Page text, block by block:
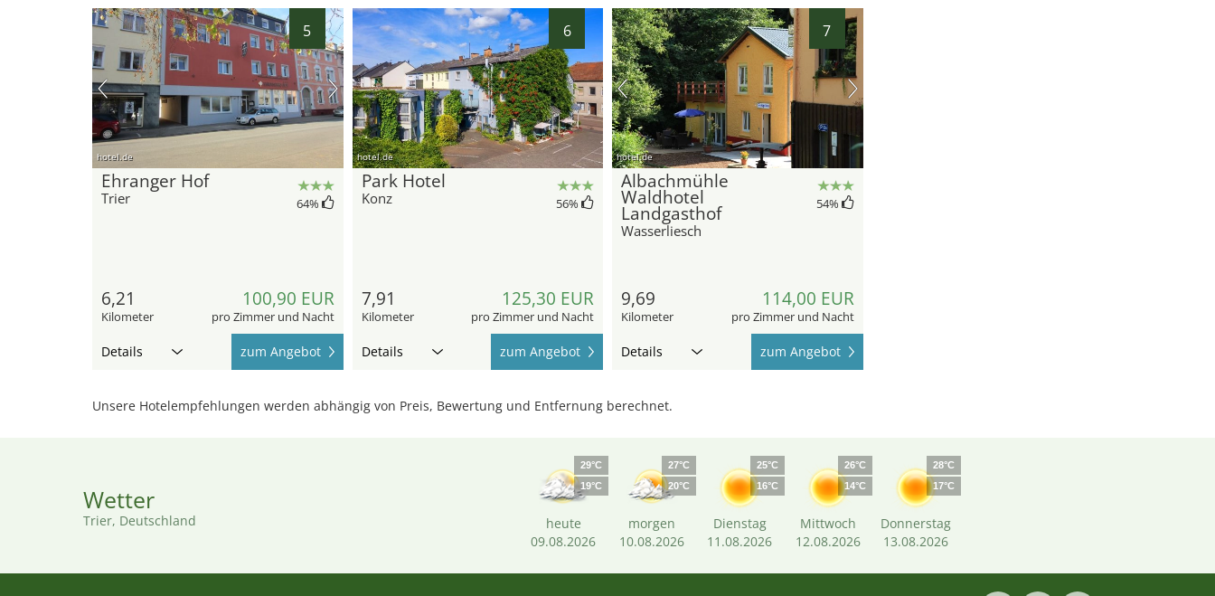
5
hotel.de
Ehranger Hof
Trier 64%
6,21
Kilometer
100,90 EUR
pro Zimmer und Nacht
Details zum Angebot
6
hotel.de
Park Hotel
Konz 56%
7,91
Kilometer
125,30 EUR
pro Zimmer und Nacht
Details zum Angebot
7
hotel.de
Albachmühle
Waldhotel
Landgasthof
Wasserliesch
54%
9,69
Kilometer
114,00 EUR
pro Zimmer und Nacht
Details zum Angebot
Unsere Hotelempfehlungen werden abhängig von Preis, Bewertung und Entfernung berechnet.
Wetter
Trier, Deutschland
29°C
19°C
heute
09.08.2026
27°C
20°C
morgen
10.08.2026
25°C
16°C
Dienstag
11.08.2026
26°C
14°C
Mittwoch
12.08.2026
28°C
17°C
Donnerstag
13.08.2026